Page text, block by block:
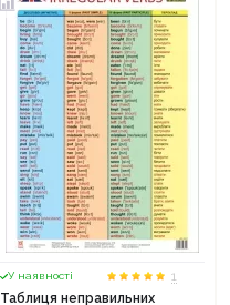
У наявності
1
Таблиця неправильних